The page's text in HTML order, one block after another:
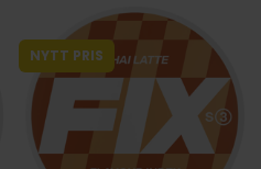
NYTT PRIS